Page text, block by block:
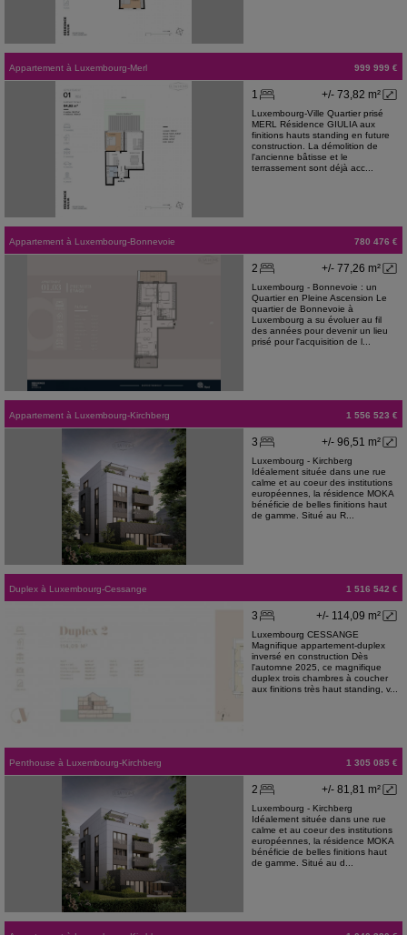
Appartement à Luxembourg-Merl 999 999 €
+/- 73,82 m²
1
Luxembourg-Ville Quartier prisé
MERL Résidence GIULIA aux
finitions hauts standing en future
construction. La démolition de
l'ancienne bâtisse et le
terrassement sont déjà acc...
Appartement à Luxembourg-Bonnevoie 780 476 €
+/- 77,26 m²
2
Luxembourg - Bonnevoie : un
Quartier en Pleine Ascension Le
quartier de Bonnevoie à
Luxembourg a su évoluer au fil
des années pour devenir un lieu
prisé pour l'acquisition de l...
Appartement à Luxembourg-Kirchberg 1 556 523 €
+/- 96,51 m²
3
Luxembourg - Kirchberg
Idéalement située dans une rue
calme et au coeur des institutions
européennes, la résidence MOKA
bénéficie de belles finitions haut
de gamme. Situé au R...
Duplex à Luxembourg-Cessange 1 516 542 €
+/- 114,09 m²
3
Luxembourg CESSANGE
Magnifique appartement-duplex
inversé en construction Dès
l'automne 2025, ce magnifique
duplex trois chambres à coucher
aux finitions très haut standing, v...
Penthouse à Luxembourg-Kirchberg 1 305 085 €
+/- 81,81 m²
2
Luxembourg - Kirchberg
Idéalement située dans une rue
calme et au coeur des institutions
européennes, la résidence MOKA
bénéficie de belles finitions haut
de gamme. Situé au d...